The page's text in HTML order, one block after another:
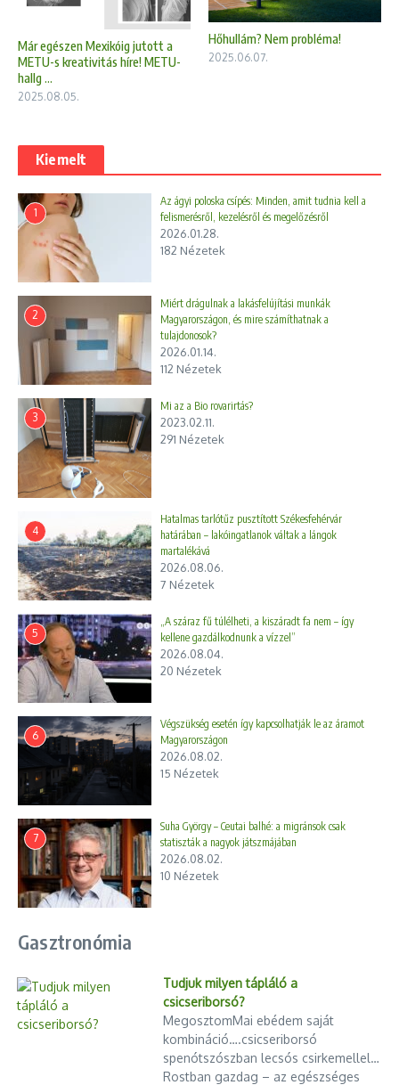
Már egészen Mexikóig jutott a
METU-s kreativitás híre! METU-
hallg ...
2025.08.05.
Hőhullám? Nem probléma!
2025.06.07.
Kiemelt
1
Az ágyi poloska csípés: Minden, amit tudnia kell a
felismerésről, kezelésről és megelőzésről
2026.01.28.
182 Nézetek
2
Miért drágulnak a lakásfelújítási munkák
Magyarországon, és mire számíthatnak a
tulajdonosok?
2026.01.14.
112 Nézetek
3
Mi az a Bio rovarirtás?
2023.02.11.
291 Nézetek
4
Hatalmas tarlótűz pusztított Székesfehérvár
határában – lakóingatlanok váltak a lángok
martalékává
2026.08.06.
7 Nézetek
5
„A száraz fű túlélheti, a kiszáradt fa nem – így
kellene gazdálkodnunk a vízzel”
2026.08.04.
20 Nézetek
6
Végszükség esetén így kapcsolhatják le az áramot
Magyarországon
2026.08.02.
15 Nézetek
7
Suha György – Ceutai balhé: a migránsok csak
statiszták a nagyok játszmájában
2026.08.02.
10 Nézetek
Gasztronómia
Tudjuk milyen tápláló a
csicseriborsó?
MegosztomMai ebédem saját
kombináció….csicseriborsó
spenótszószban lecsós csirkemellel…
Rostban gazdag – az egészséges